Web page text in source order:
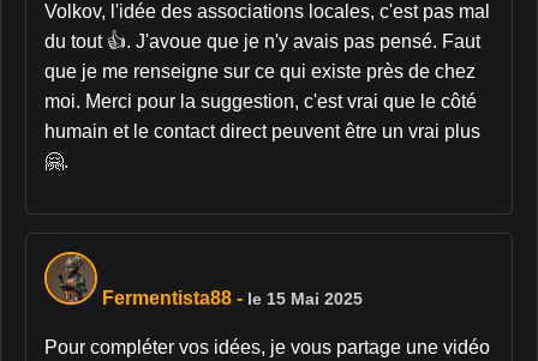
Volkov, l'idée des associations locales, c'est pas mal
du tout 👍. J'avoue que je n'y avais pas pensé. Faut
que je me renseigne sur ce qui existe près de chez
moi. Merci pour la suggestion, c'est vrai que le côté
humain et le contact direct peuvent être un vrai plus
🤗.
Fermentista88 - le 15 Mai 2025
Pour compléter vos idées, je vous partage une vidéo